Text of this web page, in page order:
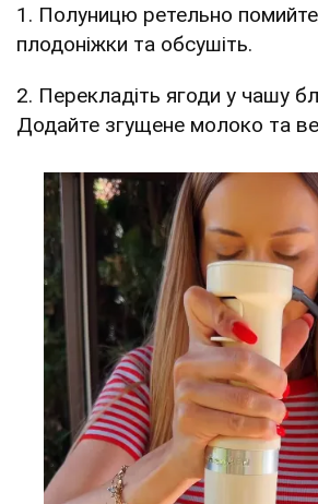
1. Полуницю ретельно
плодоніжки та обсушіть.
2. Перекладіть ягоди у чашу
Додайте згущене молоко та